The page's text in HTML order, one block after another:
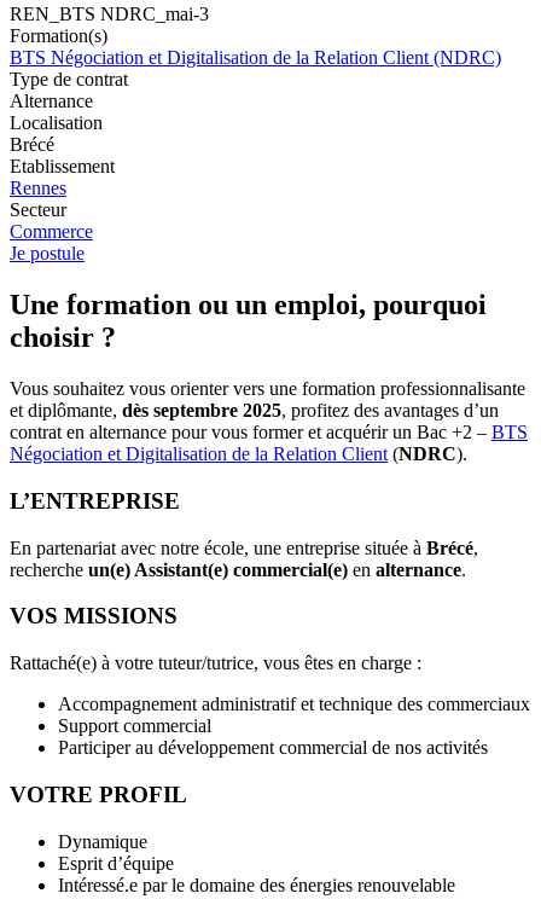
REN_BTS NDRC_mai-3
Formation(s)
BTS Négociation et Digitalisation de la Relation Client (NDRC)
Type de contrat
Alternance
Localisation
Brécé
Etablissement
Rennes
Secteur
Commerce
Je postule
Une formation ou un emploi, pourquoi
choisir ?
Vous souhaitez vous orienter vers une formation professionnalisante
et diplômante, dès septembre 2025, profitez des avantages d’un
contrat en alternance pour vous former et acquérir un Bac +2 – BTS
Négociation et Digitalisation de la Relation Client (NDRC).
L’ENTREPRISE
En partenariat avec notre école, une entreprise située à Brécé,
recherche un(e) Assistant(e) commercial(e) en alternance.
VOS MISSIONS
Rattaché(e) à votre tuteur/tutrice, vous êtes en charge :
Accompagnement administratif et technique des commerciaux
Support commercial
Participer au développement commercial de nos activités
VOTRE PROFIL
Dynamique
Esprit d’équipe
Intéressé.e par le domaine des énergies renouvelable